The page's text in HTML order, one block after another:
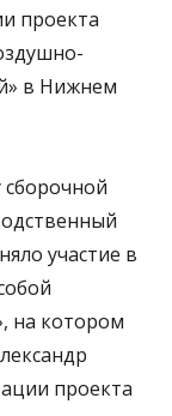
проекта
в Нижнем
участие в
на котором
проекта